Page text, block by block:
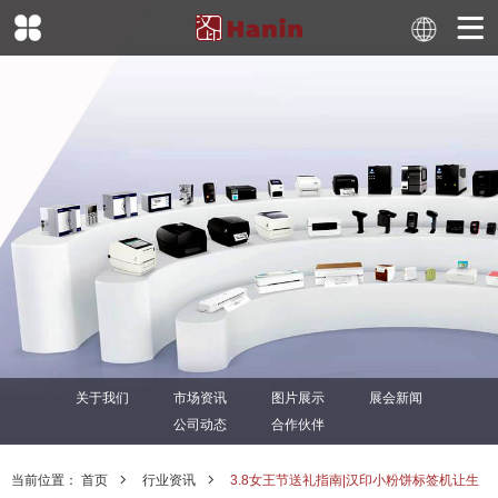
关于我们 市场资讯 图片展示
展会新闻
公司动态
合作伙伴
当前位置： 首页 行业资讯
3.8女王节送礼指南|汉印小粉饼标签机让生